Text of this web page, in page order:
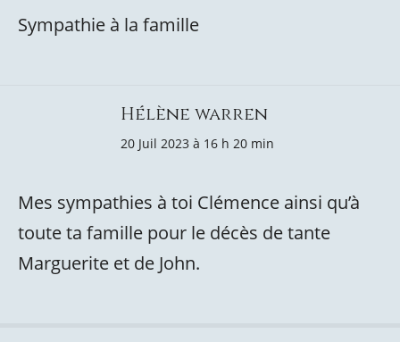
Sympathie à la famille
Hélène warren
20 Juil 2023 à 16 h 20 min
Mes sympathies à toi Clémence ainsi qu’à
toute ta famille pour le décès de tante
Marguerite et de John.